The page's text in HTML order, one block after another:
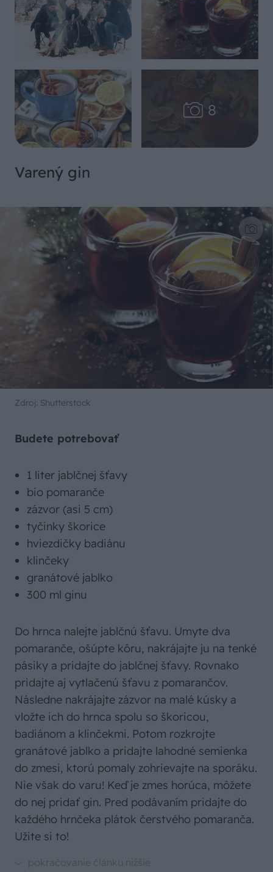
Varený gin
Zdroj: Shutterstock
Budete potrebovať
1 liter jablčnej šťavy
bio pomaranče
zázvor (asi 5 cm)
tyčinky škorice
hviezdičky badiánu
klinčeky
granátové jablko
300 ml ginu
Do hrnca nalejte jablčnú šťavu. Umyte dva
pomaranče, ošúpte kôru, nakrájajte ju na tenké
pásiky a pridajte do jablčnej šťavy. Rovnako
pridajte aj vytlačenú šťavu z pomarančov.
Následne nakrájajte zázvor na malé kúsky a
vložte ich do hrnca spolu so škoricou,
badiánom a klinčekmi. Potom rozkrojte
granátové jablko a pridajte lahodné semienka
do zmesi, ktorú pomaly zohrievajte na sporáku.
Nie však do varu! Keď je zmes horúca, môžete
do nej pridať gin. Pred podávaním pridajte do
každého hrnčeka plátok čerstvého pomaranča.
Užite si to!